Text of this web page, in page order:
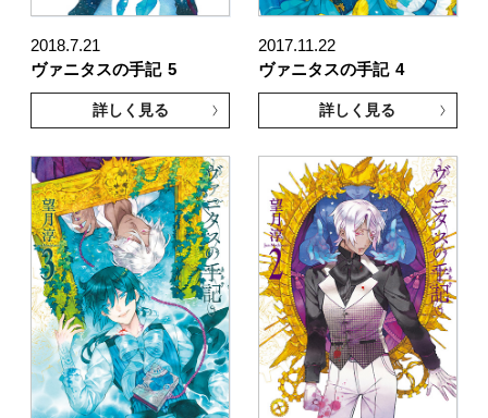
2018.7.21
ヴァニタスの手記 5
詳しく見る
2017.11.22
ヴァニタスの手記 4
詳しく見る